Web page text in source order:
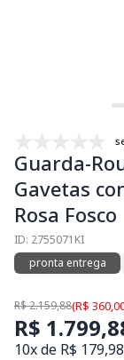
Guarda-
Gavetas
Rosa Fosco
ID: 2755071KI
pronta entrega
R$ 2.159,88(R$
R$
10x de R$